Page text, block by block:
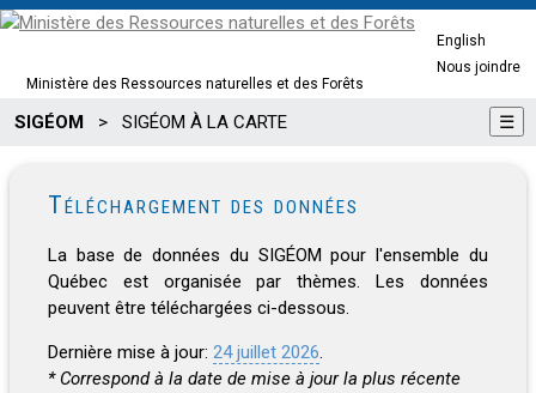
Ministère des Ressources naturelles et des Forêts
English
Nous joindre
SIGÉOM > SIGÉOM À LA CARTE ☰
Téléchargement des données
La base de données du SIGÉOM pour l'ensemble du
Québec est organisée par thèmes. Les données
peuvent être téléchargées ci-dessous.
Dernière mise à jour: 24 juillet 2026.
* Correspond à la date de mise à jour la plus récente